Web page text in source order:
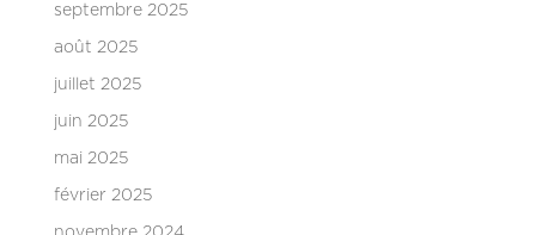
septembre 2025
août 2025
juillet 2025
juin 2025
mai 2025
février 2025